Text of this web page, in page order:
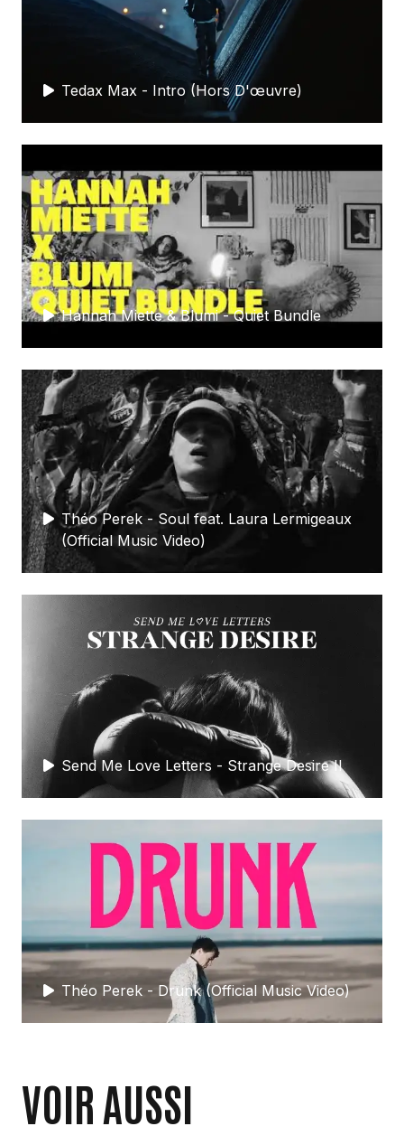
Tedax Max - Intro (Hors D'œuvre)
Hannah Miette & Blumi - Quiet Bundle
Théo Perek - Soul feat. Laura Lermigeaux
(Official Music Video)
Send Me Love Letters - Strange Desire II
Théo Perek - Drunk (Official Music Video)
VOIR AUSSI